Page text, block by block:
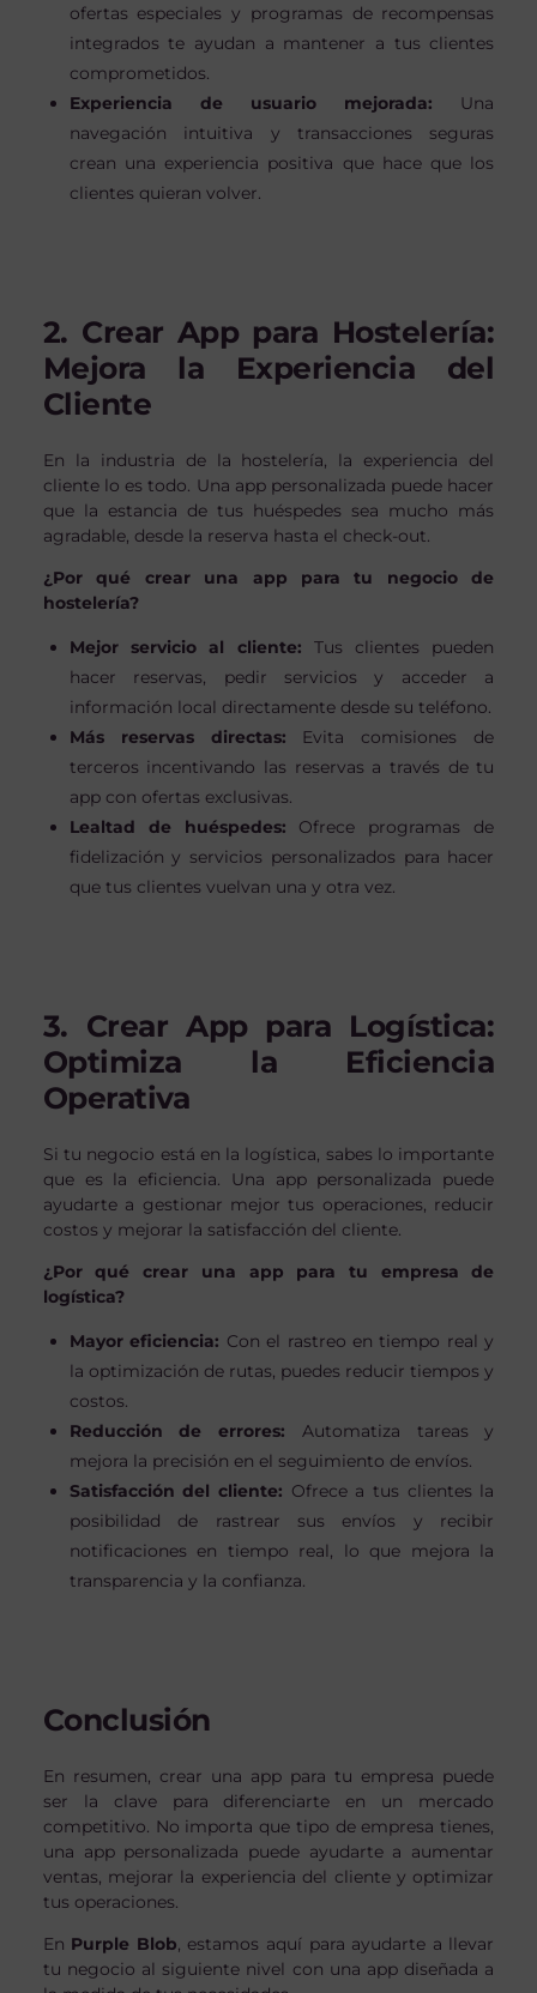
ofertas especiales y programas de recompensas
integrados te ayudan a mantener a tus clientes
comprometidos.
Experiencia de usuario mejorada: Una
navegación intuitiva y transacciones seguras
crean una experiencia positiva que hace que los
clientes quieran volver.
2. Crear App para Hostelería:
Mejora la Experiencia del
Cliente
En la industria de la hostelería, la experiencia del
cliente lo es todo. Una app personalizada puede hacer
que la estancia de tus huéspedes sea mucho más
agradable, desde la reserva hasta el check-out.
¿Por qué crear una app para tu negocio de
hostelería?
Mejor servicio al cliente: Tus clientes pueden
hacer reservas, pedir servicios y acceder a
información local directamente desde su teléfono.
Más reservas directas: Evita comisiones de
terceros incentivando las reservas a través de tu
app con ofertas exclusivas.
Lealtad de huéspedes: Ofrece programas de
fidelización y servicios personalizados para hacer
que tus clientes vuelvan una y otra vez.
3. Crear App para Logística:
Optimiza la Eficiencia
Operativa
Si tu negocio está en la logística, sabes lo importante
que es la eficiencia. Una app personalizada puede
ayudarte a gestionar mejor tus operaciones, reducir
costos y mejorar la satisfacción del cliente.
¿Por qué crear una app para tu empresa de
logística?
Mayor eficiencia: Con el rastreo en tiempo real y
la optimización de rutas, puedes reducir tiempos y
costos.
Reducción de errores: Automatiza tareas y
mejora la precisión en el seguimiento de envíos.
Satisfacción del cliente: Ofrece a tus clientes la
posibilidad de rastrear sus envíos y recibir
notificaciones en tiempo real, lo que mejora la
transparencia y la confianza.
Conclusión
En resumen, crear una app para tu empresa puede
ser la clave para diferenciarte en un mercado
competitivo. No importa que tipo de empresa tienes,
una app personalizada puede ayudarte a aumentar
ventas, mejorar la experiencia del cliente y optimizar
tus operaciones.
En Purple Blob, estamos aquí para ayudarte a llevar
tu negocio al siguiente nivel con una app diseñada a